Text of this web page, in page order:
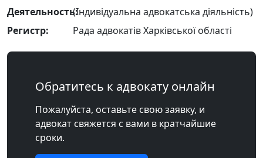
Деятельность:(Індивідуальна адвокатська діяльність)
Регистр:
Рада адвокатів Харківської області
Обратитесь к адвокату онлайн
Пожалуйста, оставьте свою заявку, и
адвокат свяжется с вами в кратчайшие
сроки.